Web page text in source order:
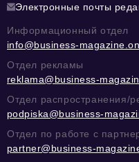
Электронные почты
Информационный отдел
info@business-
Отдел рекламы
reklama@business-
Отдел распространения/
podpiska@business-
Отдел по работе с
partner@business-